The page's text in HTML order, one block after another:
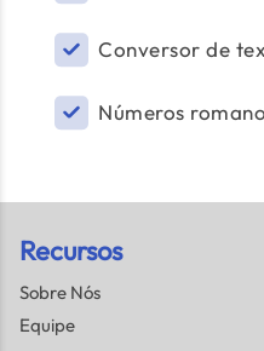
Conversor de
Números
Recursos
Sobre Nós
Equipe